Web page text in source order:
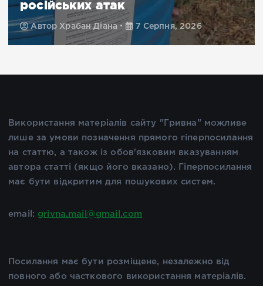
російських атак
Автор Храбан Діана 7 Серпня, 2026
Використання матеріалів сайту "Гривна" можливе
лише за умови позначення прямого гіперпосилання
на статтю, а також із обов'язковим вказуванням
автора статті (якщо його вказано). Гіперпосилання
має бути відкритим для пошукових систем.
email: grivna.mail@gmail.com
Посилання має бути розміщене, незалежно від
повного або часткового використання матеріалів.